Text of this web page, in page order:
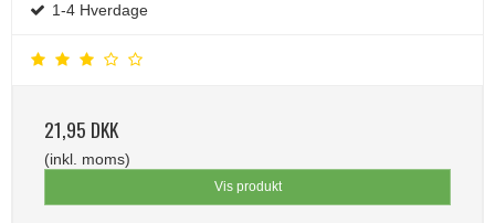
1-4 Hverdage
21,95 DKK
(inkl. moms)
Vis produkt